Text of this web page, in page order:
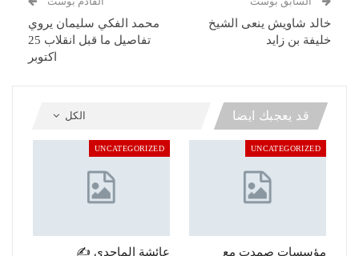
خالد شاويش ينعى الشيخ
خليفة بن زايد
محمد الفكي سليمان يروي
تفاصيل ما قبل انقلاب 25
اكتوبر
الكل قد يعجبك ايضا
UNCATEGORIZED
مؤسسات صمدت مع
UNCATEGORIZED
عائشة الماجدي ✍️